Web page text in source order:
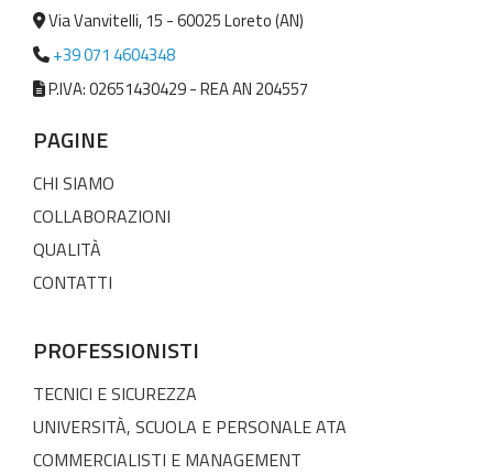
Via Vanvitelli, 15 - 60025 Loreto (AN)
+39 071 4604348
P.IVA: 02651430429 - REA AN 204557
PAGINE
CHI SIAMO
COLLABORAZIONI
QUALITÀ
CONTATTI
PROFESSIONISTI
TECNICI E SICUREZZA
UNIVERSITÀ, SCUOLA E PERSONALE ATA
COMMERCIALISTI E MANAGEMENT